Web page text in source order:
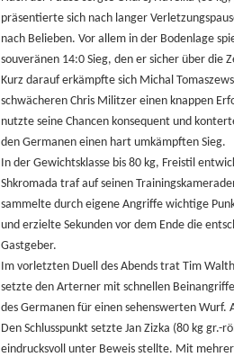
präsentierte sich nach langer
nach Belieben. Vor allem in der Bodenlage
souveränen 14:0 Sieg, den er sicher über die
Kurz darauf erkämpfte sich Michal
schwächeren Chris Militzer einen knappen
nutzte seine Chancen konsequent und
den Germanen einen hart umkämpften Sieg.
In der Gewichtsklasse bis 80 kg, Freistil
Shkromada traf auf seinen
sammelte durch eigene Angriffe wichtige
und erzielte Sekunden vor dem Ende die
Gastgeber.
Im vorletzten Duell des Abends trat Tim
setzte den Arterner mit schnellen
des Germanen für einen sehenswerten Wurf.
Den Schlusspunkt setzte Jan Zizka (80 kg gr.-
eindrucksvoll unter Beweis stellte. Mit